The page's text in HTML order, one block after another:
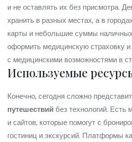
и не оставлять их без присмотра.
хранить в разных местах, а в
карты и небольшие суммы
оформить медицинскую страховку и
с медицинскими возможностями в
Используемые
Конечно, сегодня сложно
путешествий без технологий. Есть
и сайтов, которые помогут с
гостиниц и экскурсий. Платформы